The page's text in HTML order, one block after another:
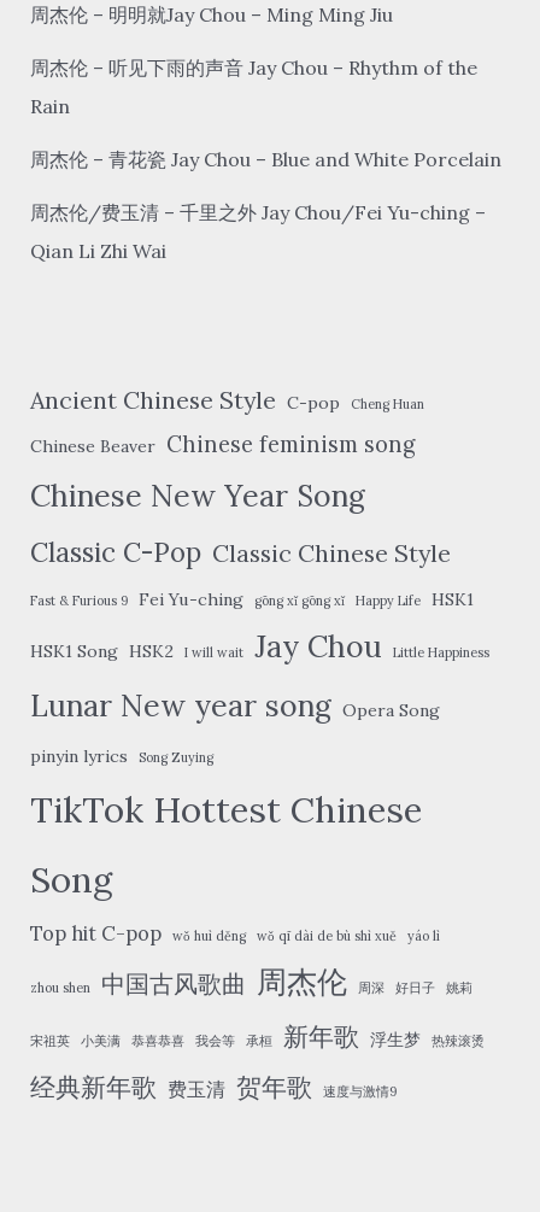
周杰伦 – 明明就Jay Chou – Ming Ming Jiu
周杰伦 – 听见下雨的声音 Jay Chou – Rhythm of the
Rain
周杰伦 – 青花瓷 Jay Chou – Blue and White Porcelain
周杰伦/费玉清 – 千里之外 Jay Chou/Fei Yu-ching –
Qian Li Zhi Wai
Ancient Chinese Style C-pop Cheng Huan
Chinese Beaver Chinese feminism song
Chinese New Year Song
Classic C-Pop Classic Chinese Style
Fast & Furious 9 Fei Yu-ching gōng xǐ gōng xǐ Happy Life HSK1
HSK1 Song HSK2 I will wait Jay Chou Little Happiness
Lunar New year song Opera Song
pinyin lyrics Song Zuying
TikTok Hottest Chinese
Song
Top hit C-pop wǒ huì děng wǒ qī dài de bù shì xuě yáo lì
zhou shen 中国古风歌曲 周杰伦 周深 好日子 姚莉
宋祖英 小美满 恭喜恭喜 我会等 承桓 新年歌 浮生梦 热辣滚烫
经典新年歌 费玉清 贺年歌 速度与激情9